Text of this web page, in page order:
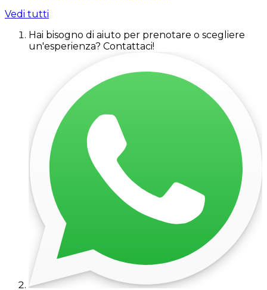
Vedi tutti
Hai bisogno di aiuto per prenotare o scegliere
un'esperienza? Contattaci!